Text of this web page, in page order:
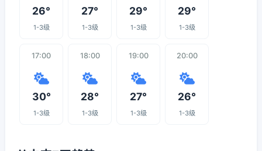
26°
1-3级
27°
1-3级
29°
1-3级
29°
1-3级
17:00
30°
1-3级
18:00
28°
1-3级
19:00
27°
1-3级
20:00
26°
1-3级